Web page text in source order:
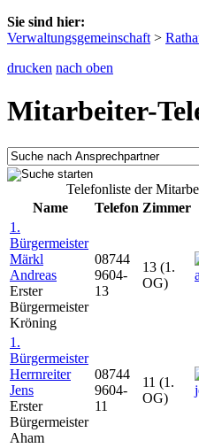
Sie sind hier:
Verwaltungsgemeinschaft >
drucken nach oben
Mitarbeiter-
Telefonliste der
Name
Telefon Zimmer
1.
Bürgermeister
Märkl
Andreas
Erster
Bürgermeister
Kröning
08744
9604-
13
13 (1.
OG)
1.
Bürgermeister
Herrnreiter
Jens
Erster
Bürgermeister
Aham
08744
9604-
11
11 (1.
OG)